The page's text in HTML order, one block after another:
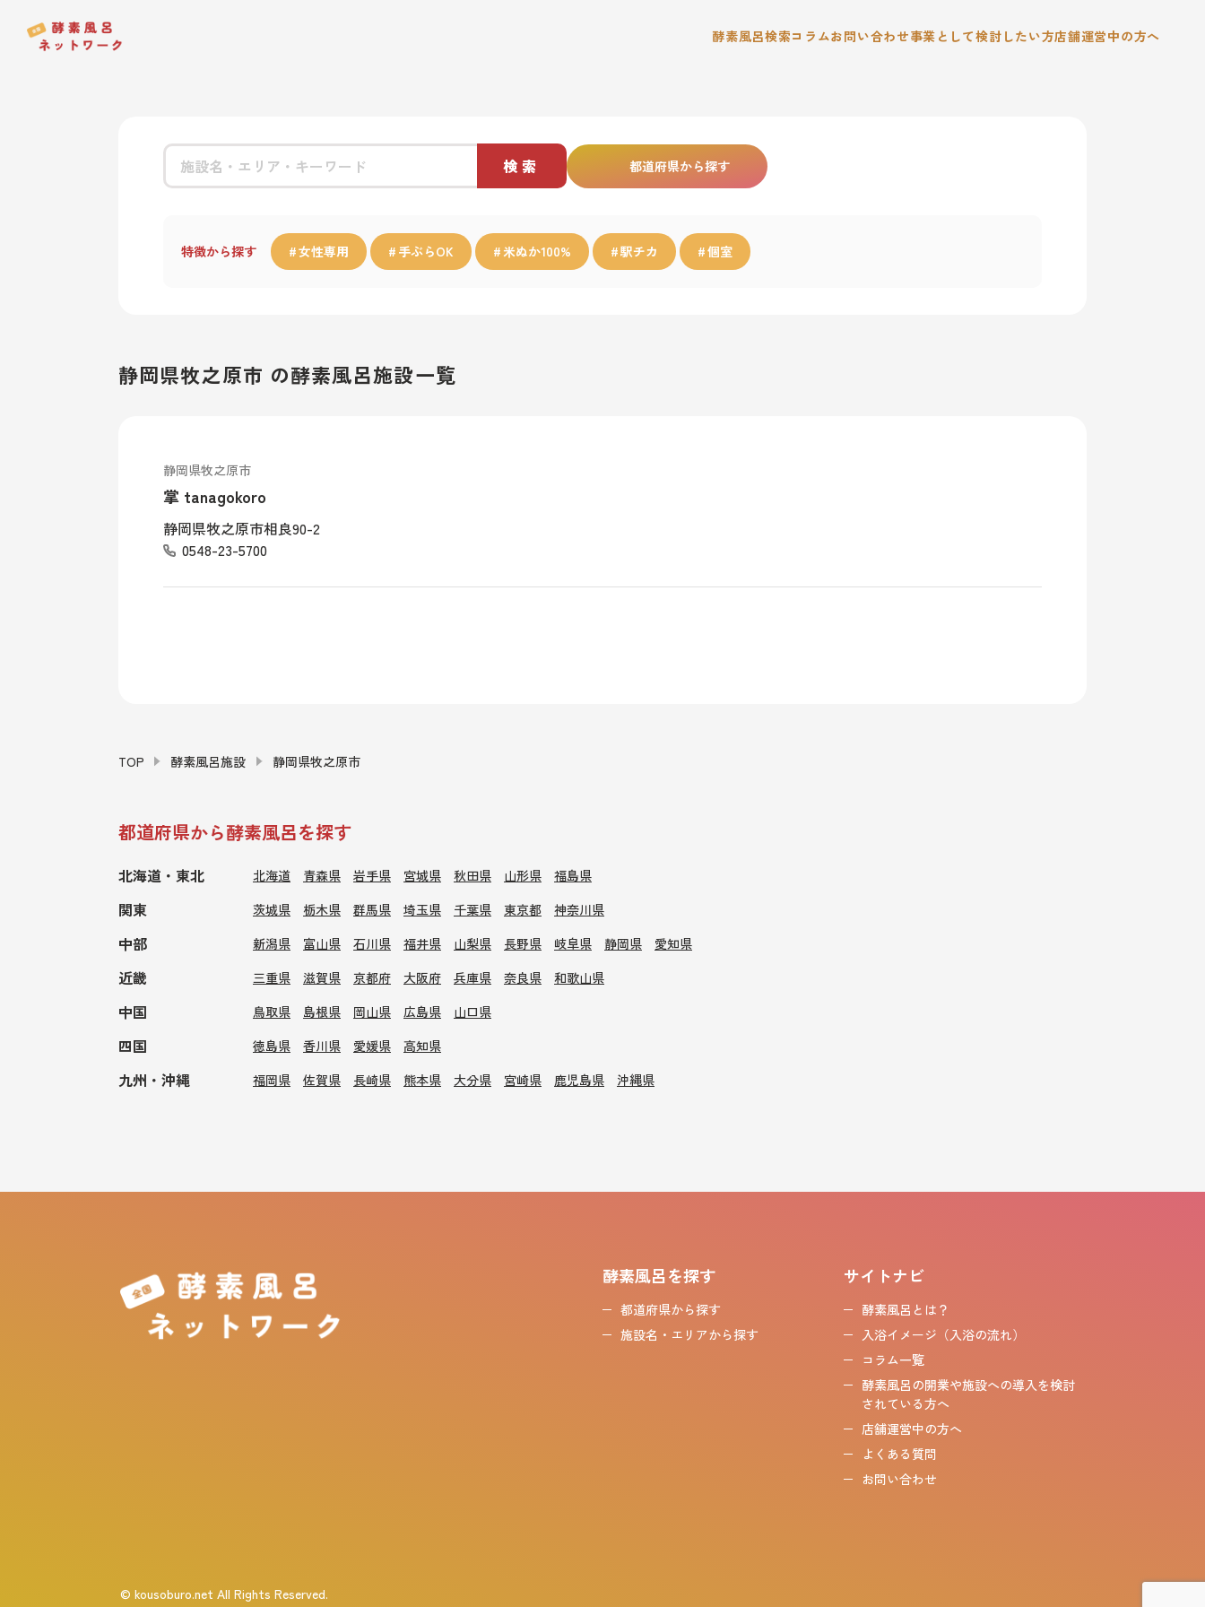
酵素風呂検索コラムお問い合わせ事業として検討したい方店舗運営中の方へ
検索 都道府県から探す
特徴から探す 女性専用 手ぶらOK 米ぬか100% 駅チカ 個室
静岡県牧之原市 の酵素風呂施設一覧
静岡県牧之原市
掌 tanagokoro
静岡県牧之原市相良90-2
0548-23-5700
TOP 酵素風呂施設 静岡県牧之原市
都道府県から酵素風呂を探す
北海道・東北 北海道 青森県 岩手県 宮城県 秋田県 山形県 福島県
関東 茨城県 栃木県 群馬県 埼玉県 千葉県 東京都 神奈川県
中部 新潟県 富山県 石川県 福井県 山梨県 長野県 岐阜県 静岡県 愛知県
近畿 三重県 滋賀県 京都府 大阪府 兵庫県 奈良県 和歌山県
中国 鳥取県 島根県 岡山県 広島県 山口県
四国 徳島県 香川県 愛媛県 高知県
九州・沖縄 福岡県 佐賀県 長崎県 熊本県 大分県 宮崎県 鹿児島県 沖縄県
酵素風呂を探す
都道府県から探す
施設名・エリアから探す
サイトナビ
酵素風呂とは？
入浴イメージ（入浴の流れ）
コラム一覧
酵素風呂の開業や施設への導入を検討
されている方へ
店舗運営中の方へ
よくある質問
お問い合わせ
© kousoburo.net All Rights Reserved.